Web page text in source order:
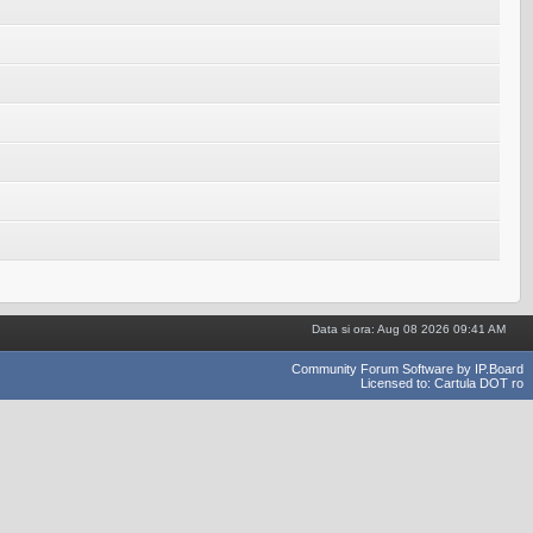
Data si ora: Aug 08 2026 09:41 AM
Community Forum Software by IP.Board
Licensed to: Cartula DOT ro